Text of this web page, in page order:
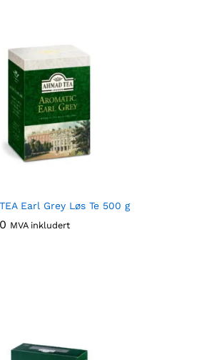
Earl Grey Løs Te 500 g
MVA inkludert